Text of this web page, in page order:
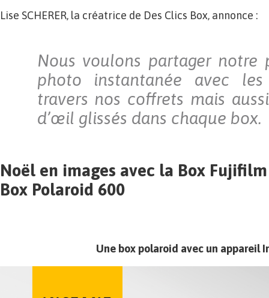
Lise SCHERER, la créatrice de Des Clics Box, annonce :
Nous voulons partager notre
photo instantanée avec
travers nos coffrets mais
d’œil glissés dans chaque box.
Noël en images avec la Box
Box Polaroid 600
Une box polaroid avec un appareil